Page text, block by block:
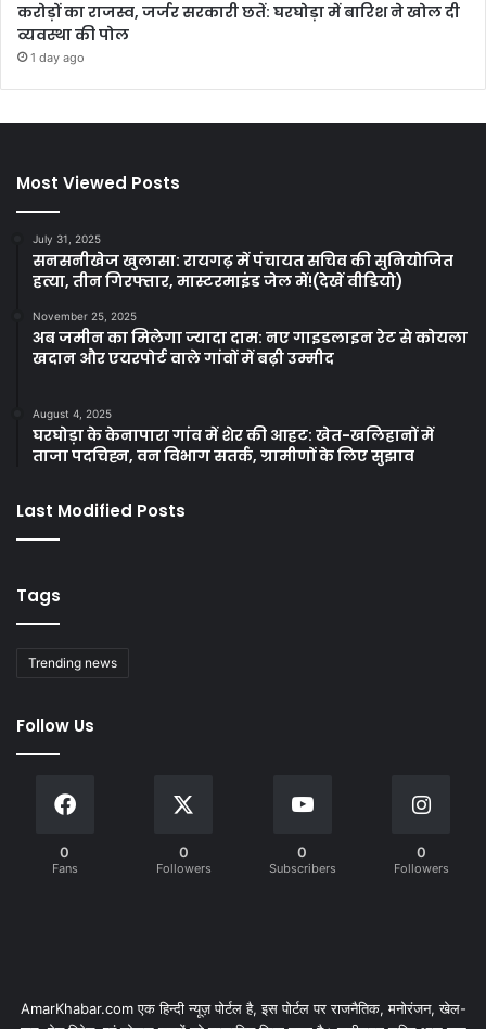
करोड़ों का राजस्व, जर्जर सरकारी छतें: घरघोड़ा में बारिश ने खोल दी
व्यवस्था की पोल
1 day ago
Most Viewed Posts
July 31, 2025
सनसनीखेज खुलासा: रायगढ़ में पंचायत सचिव की सुनियोजित
हत्या, तीन गिरफ्तार, मास्टरमाइंड जेल में!(देखें वीडियो)
November 25, 2025
अब जमीन का मिलेगा ज्यादा दाम: नए गाइडलाइन रेट से कोयला
खदान और एयरपोर्ट वाले गांवों में बढ़ी उम्मीद
August 4, 2025
घरघोड़ा के केनापारा गांव में शेर की आहट: खेत-खलिहानों में
ताजा पदचिह्न, वन विभाग सतर्क, ग्रामीणों के लिए सुझाव
Last Modified Posts
Tags
Trending news
Follow Us
0
Fans
0
Followers
0
Subscribers
0
Followers
AmarKhabar.com एक हिन्दी न्यूज़ पोर्टल है, इस पोर्टल पर राजनैतिक, मनोरंजन, खेल-